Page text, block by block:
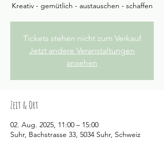
Kreativ - gemütlich - austauschen - schaffen
Tickets stehen nicht zum Verkauf
Jetzt andere Veranstaltungen
ansehen
Zeit & Ort
02. Aug. 2025, 11:00 – 15:00
Suhr, Bachstrasse 33, 5034 Suhr, Schweiz